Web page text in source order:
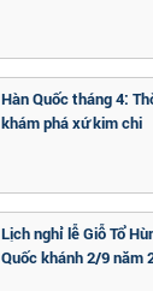
Hàn Quốc tháng 4:
khám phá xứ kim chi
Lịch nghỉ lễ Giỗ Tổ
Quốc khánh 2/9 năm